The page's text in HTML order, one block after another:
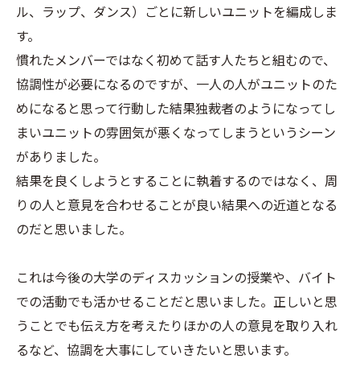
ル、ラップ、ダンス）ごとに新しいユニットを編成しま
す。
慣れたメンバーではなく初めて話す人たちと組むので、
協調性が必要になるのですが、一人の人がユニットのた
めになると思って行動した結果独裁者のようになってし
まいユニットの雰囲気が悪くなってしまうというシーン
がありました。
結果を良くしようとすることに執着するのではなく、周
りの人と意見を合わせることが良い結果への近道となる
のだと思いました。
これは今後の大学のディスカッションの授業や、バイト
での活動でも活かせることだと思いました。正しいと思
うことでも伝え方を考えたりほかの人の意見を取り入れ
るなど、協調を大事にしていきたいと思います。